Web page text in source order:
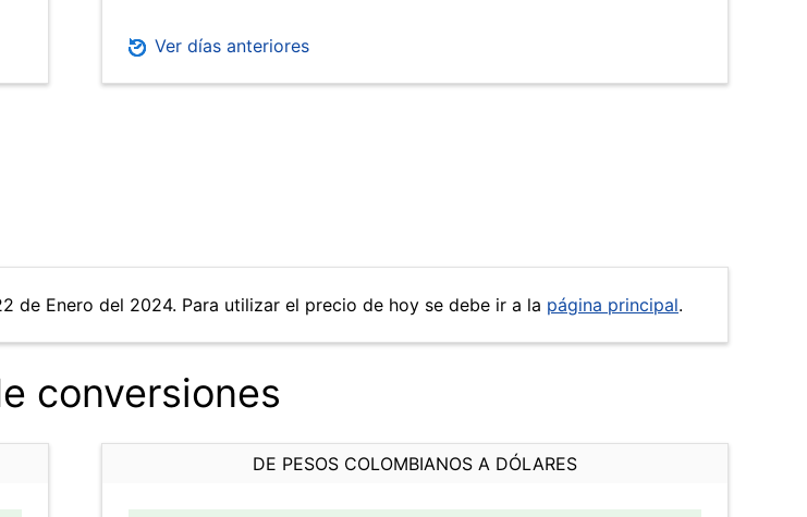
Ver días anteriores
de Enero del 2024. Para utilizar el precio de hoy se debe ir a la página principal.
conversiones
DE PESOS COLOMBIANOS A DÓLARES